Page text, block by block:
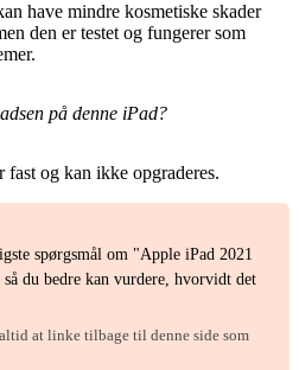
have mindre kosmetiske skader
den er testet og fungerer som
på denne iPad?
og kan ikke opgraderes.
spørgsmål om "Apple iPad 2021
du bedre kan vurdere, hvorvidt det
at linke tilbage til denne side som